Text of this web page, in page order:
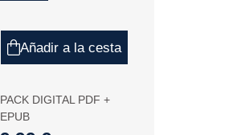
Añadir a la cesta
PACK DIGITAL PDF +
EPUB